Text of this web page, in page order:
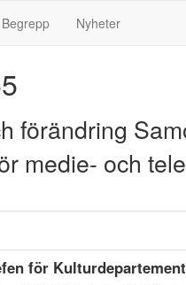
Begrepp Nyheter
förändring
medie- och
för